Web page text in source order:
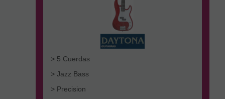
> 5 Cuerdas
> Jazz Bass
> Precision